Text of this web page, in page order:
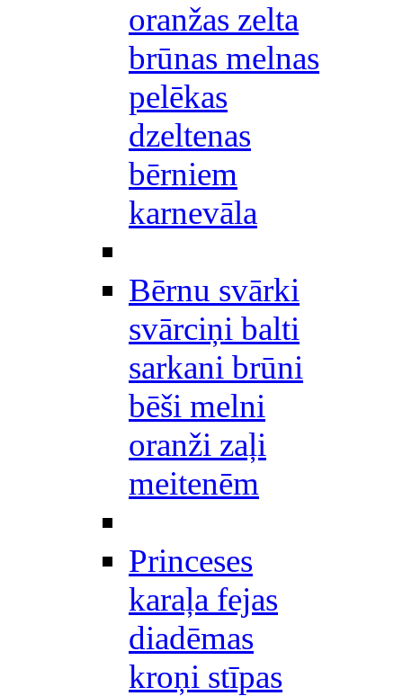
oranžas zelta
brūnas melnas
pelēkas
dzeltenas
bērniem
karnevāla
Bērnu svārki
svārciņi balti
sarkani brūni
bēši melni
oranži zaļi
meitenēm
Princeses
karaļa fejas
diadēmas
kroņi stīpas